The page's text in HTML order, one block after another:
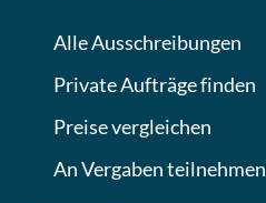
Alle Ausschreibungen
Private Aufträge finden
Preise vergleichen
An Vergaben teilnehmen